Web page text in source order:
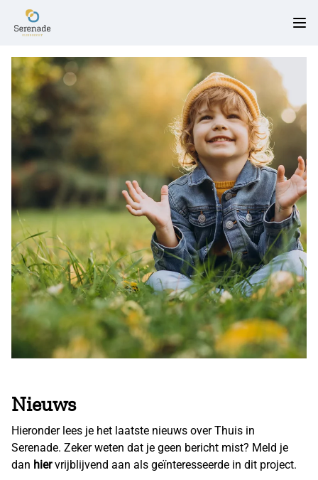
Nieuws
Hieronder lees je het laatste nieuws over Thuis in
Serenade. Zeker weten dat je geen bericht mist? Meld je
dan hiervrijblijvend aan als geïnteresseerde in dit project.